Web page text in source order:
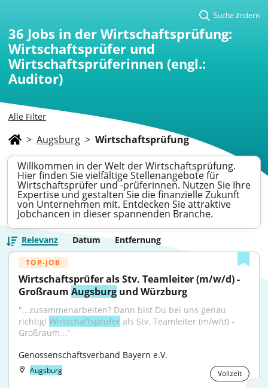
Alle Filter
Suche ändern
36 Jobs in der Wirtschaftsprüfung:
Wirtschaftsprüfer und
Wirtschaftsprüferinnen (engl.:
Auditor)
> Augsburg > Wirtschaftsprüfung
Willkommen in der Welt der Wirtschaftsprüfung.
Hier finden Sie vielfältige Stellenangebote für
Wirtschaftsprüfer und -prüferinnen. Nutzen Sie Ihre
Expertise und gestalten Sie die finanzielle Zukunft
von Unternehmen mit. Entdecken Sie attraktive
Jobchancen in dieser spannenden Branche.
Relevanz Datum Entfernung
TOP-JOB
Wirtschaftsprüfer als Stv. Teamleiter (m/w/d) -
Großraum Augsburg und Würzburg
"...zusammenarbeiten? Dann bist Du bei uns genau
richtig! Wirtschaftsprüfer als Stv. Teamleiter (m/w/d) -
Großraum..."
Genossenschaftsverband Bayern e.V.
Augsburg Vollzeit